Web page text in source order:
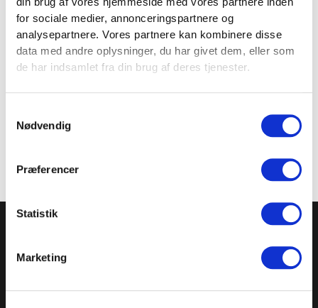
for sociale medier, annonceringspartnere og
analysepartnere. Vores partnere kan kombinere disse
data med andre oplysninger, du har givet dem, eller som
de har indsamlet fra din brug af deres tjenester.
Nødvendig
Præferencer
Statistik
Marketing
Vægt 0,038 kg
VEJLEDNING
TILMELD NYHEDSBREVET
Få nyheder, tips og tilbud smidt direkte i indbakken